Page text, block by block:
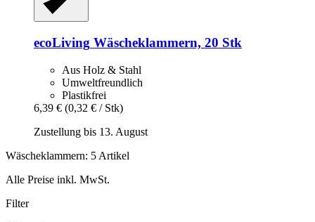
ecoLiving Wäscheklammern, 20 Stk
Aus Holz & Stahl
Umweltfreundlich
Plastikfrei
6,39 € (0,32 € / Stk)
Zustellung bis 13. August
Wäscheklammern: 5 Artikel
Alle Preise inkl. MwSt.
Filter